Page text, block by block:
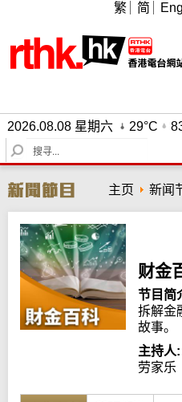
繁 简 Eng
2026.08.08 星期六 29°C
S
e
r
c
h
主页 新闻
财金
节目简
拆解金
故事。
主持人:
劳家乐